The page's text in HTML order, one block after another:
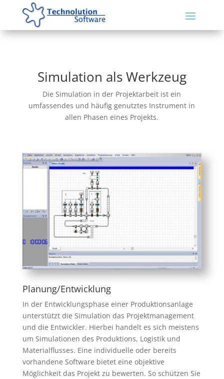
Simulation als Werkzeug
Die Simulation in der Projektarbeit ist ein
umfassendes und häufig genutztes Instrument in
allen Phasen eines Projekts.
Planung/Entwicklung
In der Entwicklungsphase einer Produktionsanlage
unterstützt die Simulation das Projektmanagement
und die Entwickler. Hierbei handelt es sich meistens
um Simulationen des Produktions, Logistik und
Materialflusses. Eine individuelle oder bereits
vorhandene Software bietet eine objektive
Möglichkeit das Projekt zu bewerten. So schützen Sie